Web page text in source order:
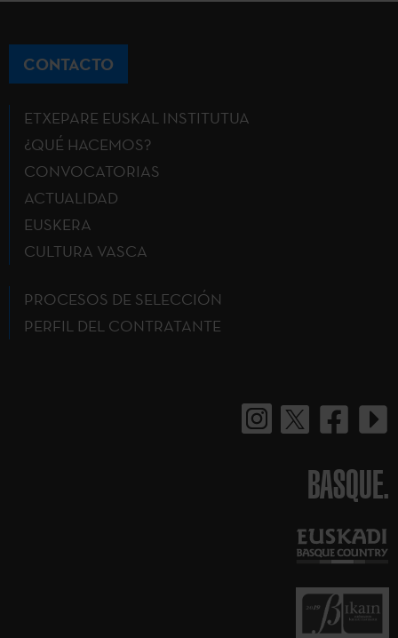
CONTACTO
ETXEPARE EUSKAL INSTITUTUA
¿QUÉ HACEMOS?
CONVOCATORIAS
ACTUALIDAD
EUSKERA
CULTURA VASCA
PROCESOS DE SELECCIÓN
PERFIL DEL CONTRATANTE
BASQUE.